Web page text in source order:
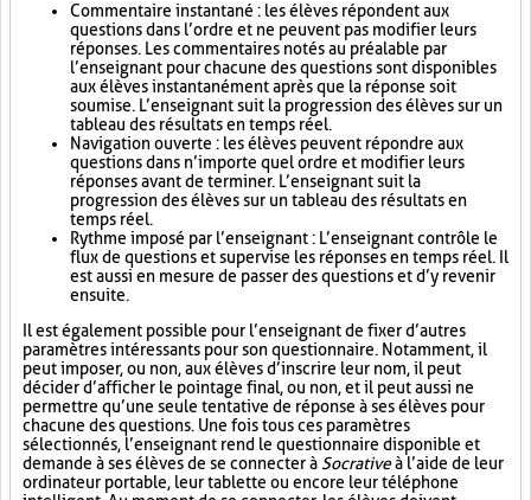
Commentaire instantané : les élèves répondent aux
questions dans l’ordre et ne peuvent pas modifier leurs
réponses. Les commentaires notés au préalable par
l’enseignant pour chacune des questions sont disponibles
aux élèves instantanément après que la réponse soit
soumise. L’enseignant suit la progression des élèves sur un
tableau des résultats en temps réel.
Navigation ouverte : les élèves peuvent répondre aux
questions dans n’importe quel ordre et modifier leurs
réponses avant de terminer. L’enseignant suit la
progression des élèves sur un tableau des résultats en
temps réel.
Rythme imposé par l’enseignant : L’enseignant contrôle le
flux de questions et supervise les réponses en temps réel. Il
est aussi en mesure de passer des questions et d’y revenir
ensuite.
Il est également possible pour l’enseignant de fixer d’autres
paramètres intéressants pour son questionnaire. Notamment, il
peut imposer, ou non, aux élèves d’inscrire leur nom, il peut
décider d’afficher le pointage final, ou non, et il peut aussi ne
permettre qu’une seule tentative de réponse à ses élèves pour
chacune des questions. Une fois tous ces paramètres
sélectionnés, l’enseignant rend le questionnaire disponible et
demande à ses élèves de se connecter à Socrativeà l’aide de leur
ordinateur portable, leur tablette ou encore leur téléphone